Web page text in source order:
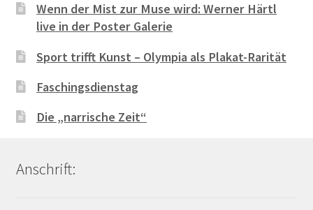
Wenn der Mist zur Muse wird: Werner Härtl
live in der Poster Galerie
Sport trifft Kunst – Olympia als Plakat-Rarität
Faschingsdienstag
Die „narrische Zeit“
Anschrift: